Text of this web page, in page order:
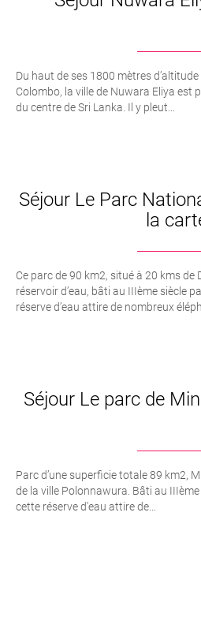
Du haut de ses 1800 mètres
Colombo, la ville de Nuwara Eliya est
du centre de Sri Lanka. Il y pleut...
Séjour Le Parc
la
Ce parc de 90 km2, situé à 20 kms de
réservoir d’eau, bâti au IIIème siècle
réserve d’eau attire de nombreux
Séjour Le parc de
Parc d’une superficie totale 89 km2,
de la ville Polonnawura. Bâti au
cette réserve d’eau attire de...